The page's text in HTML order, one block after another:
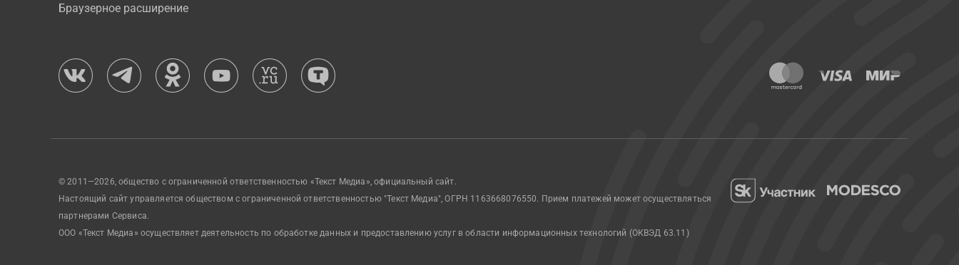
Браузерное расширение
© 2011—2026, общество с ограниченной ответственностью «Текст Медиа», официальный сайт.
Настоящий сайт управляется обществом с ограниченной ответственностью "Текст Медиа", ОГРН 1163668076550. Прием платежей может осуществляться
партнерами Сервиса.
ООО «Текст Медиа» осуществляет деятельность по обработке данных и предоставлению услуг в области информационных технологий (ОКВЭД 63.11)